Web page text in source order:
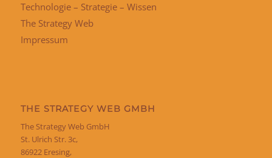
Technologie – Strategie – Wissen
The Strategy Web
Impressum
THE STRATEGY WEB GMBH
The Strategy Web GmbH
St. Ulrich Str. 3c,
86922 Eresing,